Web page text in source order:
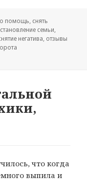
помощь, снять
семьи,
негатива, отзывы
что когда
выпила и